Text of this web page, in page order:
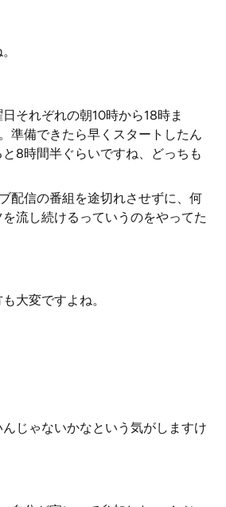
それぞれの朝10時から18時ま
準備できたら早くスタートしたん
8時間半ぐらいですね、どっちも
配信の番組を途切れさせずに、何
流し続けるっていうのをやってた
大変ですよね。
じゃないかなという気がしますけ